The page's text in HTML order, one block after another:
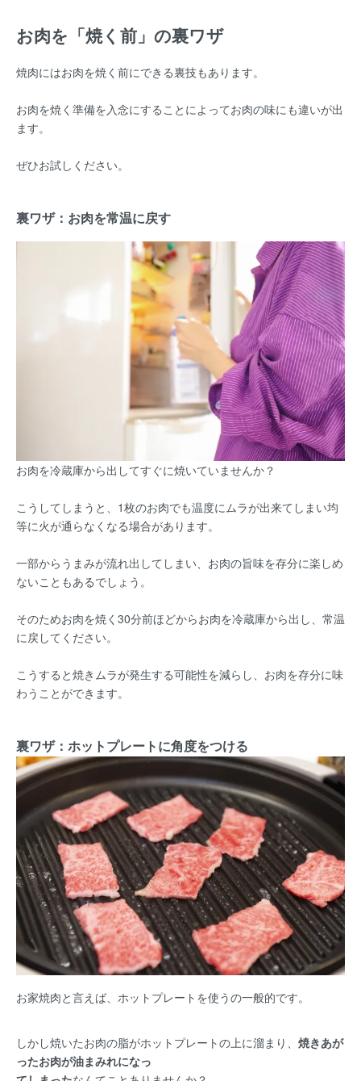
お肉を「焼く前」の裏ワザ
焼肉にはお肉を焼く前にできる裏技もあります。
お肉を焼く準備を入念にすることによってお肉の味にも違いが出
ます。
ぜひお試しください。
裏ワザ：お肉を常温に戻す
お肉を冷蔵庫から出してすぐに焼いていませんか？
こうしてしまうと、1枚のお肉でも温度にムラが出来てしまい均
等に火が通らなくなる場合があります。
一部からうまみが流れ出してしまい、お肉の旨味を存分に楽しめ
ないこともあるでしょう。
そのためお肉を焼く30分前ほどからお肉を冷蔵庫から出し、常温
に戻してください。
こうすると焼きムラが発生する可能性を減らし、お肉を存分に味
わうことができます。
裏ワザ：ホットプレートに角度をつける
お家焼肉と言えば、ホットプレートを使うの一般的です。
しかし焼いたお肉の脂がホットプレートの上に溜まり、 焼きあが
ったお肉が油まみれになっ